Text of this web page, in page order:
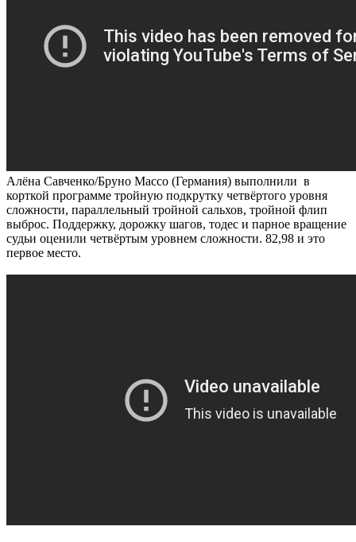
Алёна Савченко/Бруно Массо (Германия) выполнили в
корткой программе тройную подкрутку четвёртого уровня
сложности, параллельный тройной сальхов, тройной флип
выброс. Поддержку, дорожку шагов, тодес и парное вращение
судьи оценили четвёртым уровнем сложности. 82,98 и это
первое место.